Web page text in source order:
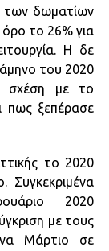
των δωματίων
το 26% για
Η δε
του 2020
σχέση με το
πως ξεπέρασε
το 2020
Συγκεκριμένα
2020
με τους
Μάρτιο σε